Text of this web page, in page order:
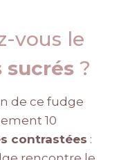
vous le
sucrés ?
de ce fudge
10
contrastées :